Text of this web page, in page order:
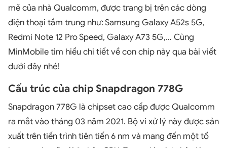
mẽ của nhà Qualcomm, được trang bị trên các dòng
điện thoại tầm trung như: Samsung Galaxy A52s 5G,
Redmi Note 12 Pro Speed, Galaxy A73 5G,… Cùng
MinMobile tìm hiểu chi tiết về con chip này qua bài viết
dưới đây nhé!
Cấu trúc của chip Snapdragon 778G
Snapdragon 778G là chipset cao cấp được Qualcomm
ra mắt vào tháng 03 năm 2021. Bộ vi xử lý này được sản
xuất trên tiến trình tiên tiến 6 nm và mang đến một tổ